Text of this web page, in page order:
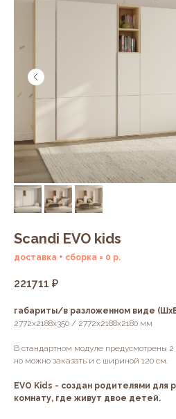
Scandi EVO kids
доставка + сборка = 0 р.
221711 ₽
габариты/в разложенном виде
2772х2188х350 / 2772х2188х2180 мм
В стандартном модуле предусмотрены 2
но можно заказать и с шириной 120 см.
EVO Kids - создан родителями
комнату, где живут двое детей.